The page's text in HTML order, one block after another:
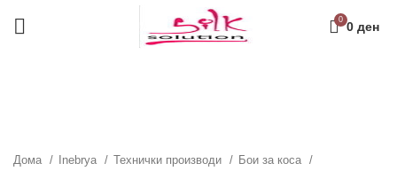
0 0 ден
Дома Inebrya Технички производи
Бои за коса